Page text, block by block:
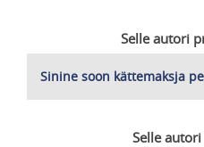
Selle autori
Sinine soon kättemaksja
Selle